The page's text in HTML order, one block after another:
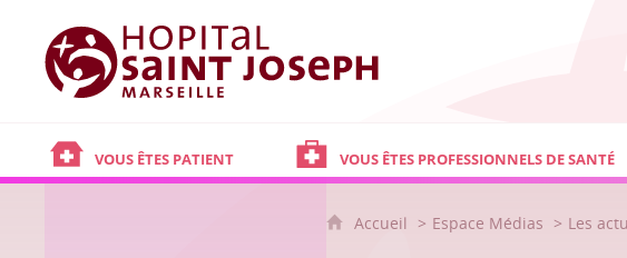
Hôpital Saint Joseph - Marseille
VOUS ÊTES PATIENT VOUS ÊTES PROFESSIONNELS DE SANTÉ
Accueil Espace Médias Les